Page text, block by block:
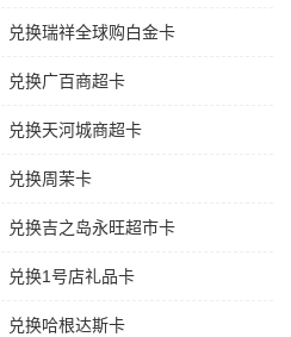
兑换瑞祥全球购白金卡
兑换广百商超卡
兑换天河城商超卡
兑换周茉卡
兑换吉之岛永旺超市卡
兑换1号店礼品卡
兑换哈根达斯卡